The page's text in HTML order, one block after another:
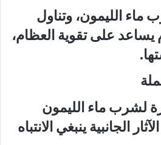
الليمون، وتناول
على تقوية العظام،
لشرب ماء الليمون
الجانبية ينبغي الانتباه